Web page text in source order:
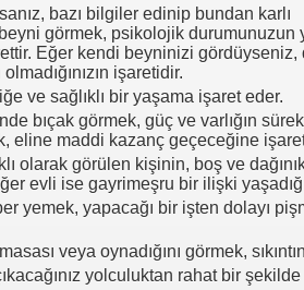
bazı bilgiler edinip bundan karlı
beyni görmek, psikolojik durumunuzun
Eğer kendi beyninizi gördüyseniz,
işaretidir.
ve sağlıklı bir yaşama işaret eder.
bıçak görmek, güç ve varlığın
eline maddi kazanç geçeceğine
olarak görülen kişinin, boş ve
evli ise gayrimeşru bir ilişki
yemek, yapacağı bir işten dolayı
veya oynadığını görmek,
yolculuktan rahat bir